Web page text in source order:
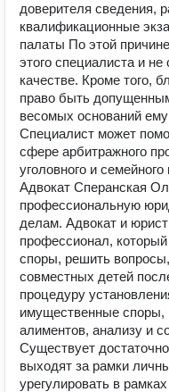
доверителя сведения,
квалификационные
палаты По этой
этого специалиста и
качестве. Кроме того,
право быть
весомых оснований
Специалист может
сфере арбитражного
уголовного и семейного
Адвокат Сперанская
профессиональную
делам. Адвокат и
профессионал,
споры, решить
совместных детей
процедуру
имущественные споры,
алиментов, анализу и
Существует
выходят за рамки
урегулировать в